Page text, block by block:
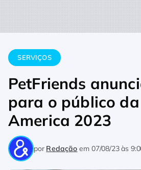
Home Serviços PetFriends
SERVIÇOS
PetFriends
para o público
America 2023
por Redação em 07/08/23 às